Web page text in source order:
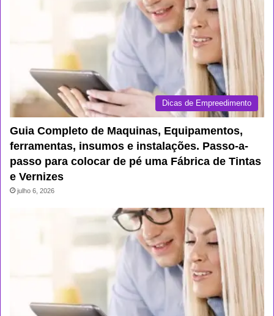
Dicas de Empreedimento
Guia Completo de Maquinas, Equipamentos,
ferramentas, insumos e instalações. Passo-a-
passo para colocar de pé uma Fábrica de Tintas
e Vernizes
julho 6, 2026